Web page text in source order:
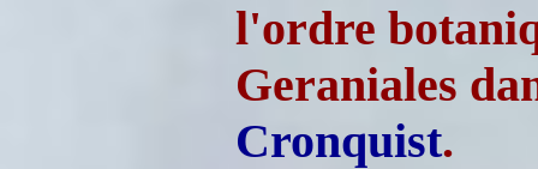
l'ordre
Geraniales
Cronquist.